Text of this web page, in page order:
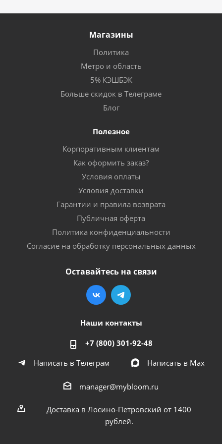
Магазины
Политика
Метро и область
5% КЭШБЭК
Больше скидок в Телеграме
Блог
Полезное
Корпоративным клиентам
Как оформить заказ?
Условия оплаты
Условия доставки
Гарантии и правила возврата
Публичная оферта
Политика конфиденциальности
Согласие на обработку персональных данных
Оставайтесь на связи
Наши контакты
+7 (800) 301-92-48
Написать в Телеграм
Написать в Мах
manager@mybloom.ru
Доставка в Лосино-Петровский от 1400
рублей.